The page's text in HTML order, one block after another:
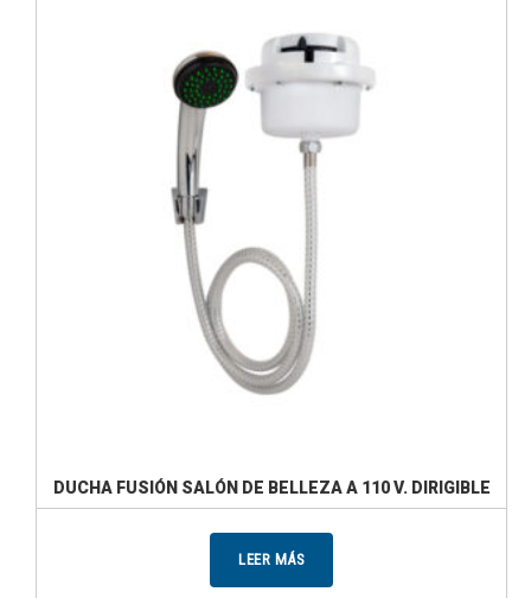
DUCHA FUSIÓN SALÓN DE BELLEZA A 110 V. DIRIGIBLE
LEER MÁS